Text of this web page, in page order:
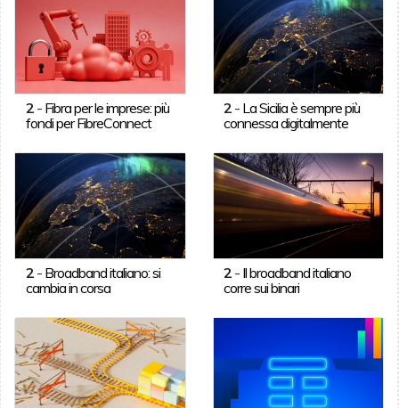
2- Fibra per le imprese: più
fondi per FibreConnect
2 - La Sicilia è sempre più
connessa digitalmente
2- Broadband italiano: si
cambia in corsa
2 - Il broadband italiano
corre sui binari